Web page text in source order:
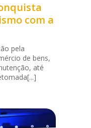
com a
pela
de bens,
até